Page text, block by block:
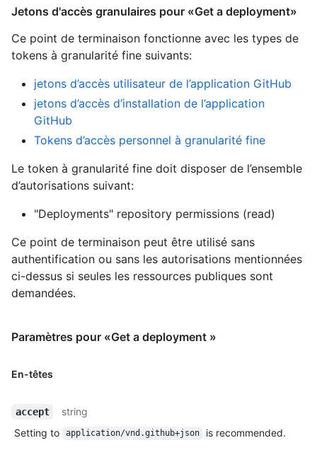
Jetons d'accès granulaires pour «Get a deployment»
Ce point de terminaison fonctionne avec les types de
tokens à granularité fine suivants:
jetons d’accès utilisateur de l’application GitHub
jetons d’accès d’installation de l’application
GitHub
Tokens d’accès personnel à granularité fine
Le token à granularité fine doit disposer de l’ensemble
d’autorisations suivant:
"Deployments" repository permissions (read)
Ce point de terminaison peut être utilisé sans
authentification ou sans les autorisations mentionnées
ci-dessus si seules les ressources publiques sont
demandées.
Paramètres pour «Get a deployment »
En-têtes
accept
string
Setting to
application/vnd.github+json is recommended.